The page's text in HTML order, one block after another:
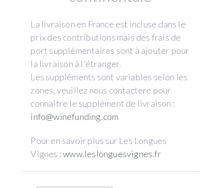
La livraison en France est incluse dans le
prix des contributions mais des frais de
port supplémentaires sont à ajouter pour
la livraison à l'étranger.
Les suppléments sont variables selon les
zones, veuillez nous contactere pour
connaître le supplément de livraison :
info@winefunding.com
Pour en savoir plus sur Les Longues
Vignes :www.leslonguesvignes.fr